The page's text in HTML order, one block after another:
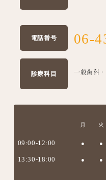
電話番号 06-
診療科目 一般歯科
月 火
09:00-12:00 ● ●
13:30-18:00 ● ●